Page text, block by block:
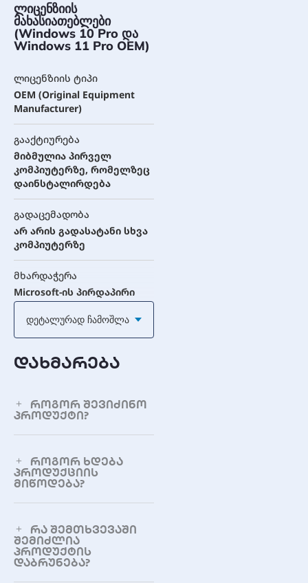
ლიცენზიის
მახასიათებლები
(Windows 10 Pro და
Windows 11 Pro OEM)
ლიცენზიის ტიპი
OEM (Original Equipment
Manufacturer)
გააქტიურება
მიბმულია პირველ
კომპიუტერზე, რომელზეც
დაინსტალირდება
გადაცემადობა
არ არის გადასატანი სხვა
კომპიუტერზე
მხარდაჭერა
Microsoft-ის პირდაპირი
მხარდაჭერა არ მოყვება;
მხარდაჭერას
უზრუნველყოფს სისტემის
აუქმებს ლიცენზიას
განახლება ძველი
არ გამოიყენება ძველი
Windows ოპერაციული
(საჭიროა სუფთა
ინსტალაცია)
ლიცენზიის ხანგრძლივობა
Დეტალურად Ჩამოშლა
დახმარება
როგორ შევიძინო
პროდუქტი?
როგორ ხდება
პროდუქციის
მიწოდება?
რა შემთხვევაში
შემიძლია
პროდუქტის
დაბრუნება?